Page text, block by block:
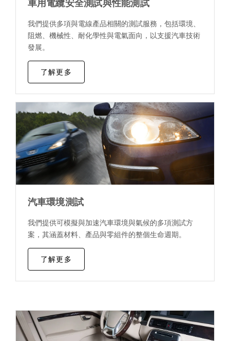
車用電纜安全測試與性能測試
我們提供多項與電線產品相關的測試服務，包括環境、
阻燃、機械性、耐化學性與電氣面向，以支援汽車技術
發展。
了解更多
汽車環境測試
我們提供可模擬與加速汽車環境與氣候的多項測試方
案，其涵蓋材料、產品與零組件的整個生命週期。
了解更多